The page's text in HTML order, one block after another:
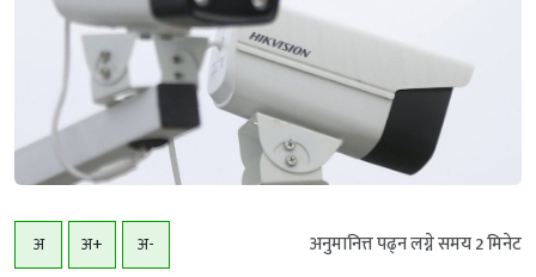
अ अ+ अ- अनुमानित्त पढ्न लग्ने समय2मिनेट